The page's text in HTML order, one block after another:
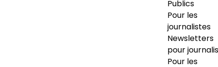
Publics
Pour les
journalistes
Newsletters
pour
Pour les